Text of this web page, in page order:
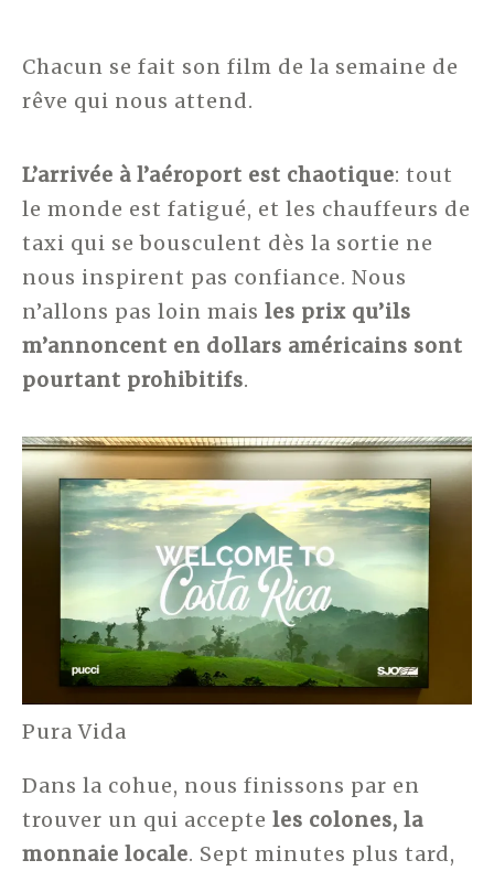
Chacun se fait son film de la semaine de
rêve qui nous attend.
L’arrivée à l’aéroport est chaotique: tout
le monde est fatigué, et les chauffeurs de
taxi qui se bousculent dès la sortie ne
nous inspirent pas confiance. Nous
n’allons pas loin mais les prix qu’ils
m’annoncent en dollars américains sont
pourtant prohibitifs.
Pura Vida
Dans la cohue, nous finissons par en
trouver un qui accepte les colones, la
monnaie locale. Sept minutes plus tard,